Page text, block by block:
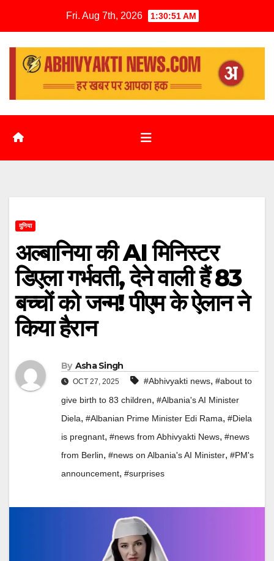
Fri. Aug 7th, 2026 1:30:52 AM
दुनिया
अल्बानिया की AI मिनिस्‍टर
डिएला गर्भवती, देने वाली हैं 83
बच्चों को जन्‍म! पीएम के ऐलान ने
किया हैरान
By Asha Singh
OCT 27, 2025 #Abhivyakti news, #about to
give birth to 83 children, #Albania's AI Minister
Diela, #Albanian Prime Minister Edi Rama, #Diela
is pregnant, #news from Abhivyakti News, #news
from Berlin, #news on Albania's AI Minister, #PM's
announcement, #surprises